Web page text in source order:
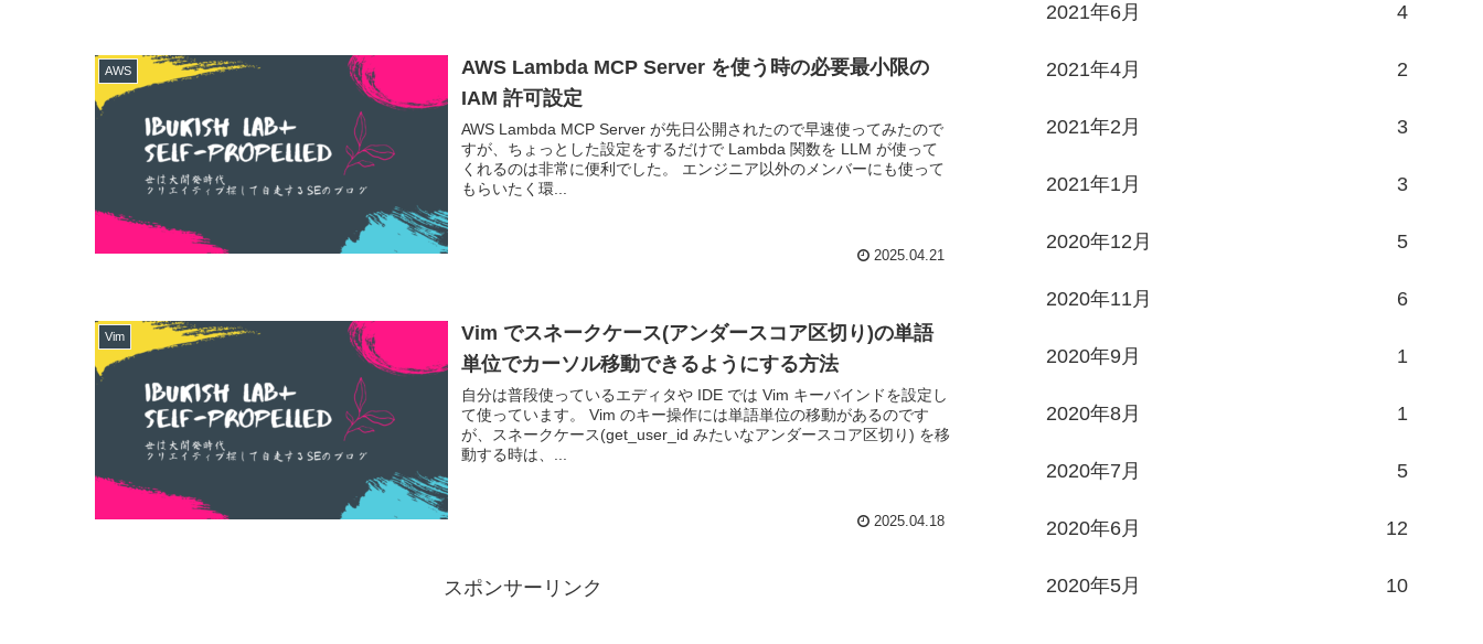
AWS
AWS Lambda MCP Server を使う時の必要最小限の
IAM 許可設定
AWS Lambda MCP Server が先日公開されたので早速使ってみたので
すが、ちょっとした設定をするだけで Lambda 関数を LLM が使って
くれるのは非常に便利でした。 エンジニア以外のメンバーにも使って
もらいたく環...
2025.04.21
Vim
Vim でスネークケース(アンダースコア区切り)の単語
単位でカーソル移動できるようにする方法
自分は普段使っているエディタや IDE では Vim キーバインドを設定し
て使っています。 Vim のキー操作には単語単位の移動があるのです
が、スネークケース(get_user_id みたいなアンダースコア区切り) を移
動する時は、...
2025.04.18
スポンサーリンク
2021年6月 4
2021年4月 2
2021年2月 3
2021年1月 3
2020年12月 5
2020年11月 6
2020年9月 1
2020年8月 1
2020年7月 5
2020年6月 12
2020年5月 10